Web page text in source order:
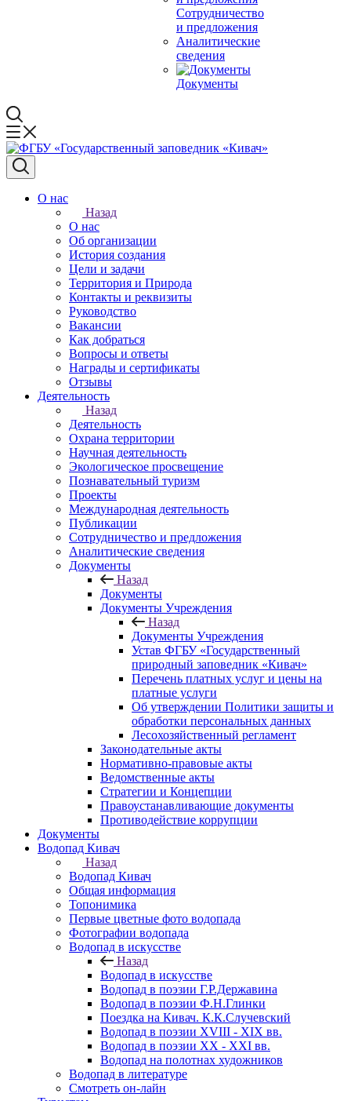
Сотрудничество
и предложения
Аналитические
сведения
Документы
О нас
Назад
О нас
Об организации
История создания
Цели и задачи
Территория и Природа
Контакты и реквизиты
Руководство
Вакансии
Как добраться
Вопросы и ответы
Награды и сертификаты
Отзывы
Деятельность
Назад
Деятельность
Охрана территории
Научная деятельность
Экологическое просвещение
Познавательный туризм
Проекты
Международная деятельность
Публикации
Сотрудничество и предложения
Аналитические сведения
Документы
Назад
Документы
Документы Учреждения
Назад
Документы Учреждения
Устав ФГБУ «Государственный
природный заповедник «Кивач»
Перечень платных услуг и цены на
платные услуги
Об утверждении Политики защиты и
обработки персональных данных
Лесохозяйственный регламент
Законодательные акты
Нормативно-правовые акты
Ведомственные акты
Стратегии и Концепции
Правоустанавливающие документы
Противодействие коррупции
Документы
Водопад Кивач
Назад
Водопад Кивач
Общая информация
Топонимика
Первые цветные фото водопада
Фотографии водопада
Водопад в искусстве
Назад
Водопад в искусстве
Водопад в поэзии Г.Р.Державина
Водопад в поэзии Ф.Н.Глинки
Поездка на Кивач. К.К.Случевский
Водопад в поэзии XVIII - XIX вв.
Водопад в поэзии XX - XXI вв.
Водопад на полотнах художников
Водопад в литературе
Смотреть он-лайн